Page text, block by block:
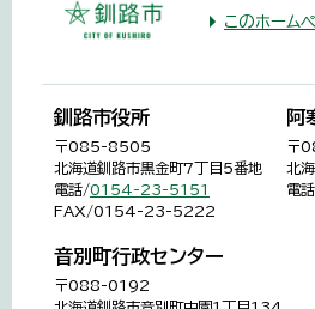
このホーム
釧路市役所
〒085-8505
北海道釧路市黒金町7丁目5番地
電話/0154-23-5151
FAX/0154-23-5222
阿
〒
北
電
音別町行政センター
〒088-0192